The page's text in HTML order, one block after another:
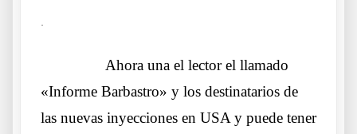
Ahora una el lector el llamado
«Informe Barbastro» y los destinatarios de
las nuevas inyecciones en USA y puede tener